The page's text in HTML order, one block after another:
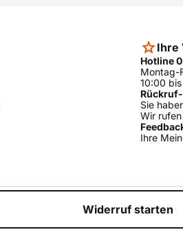
Ihre
Hotline
Montag-
10:00
Sie
Wir
Ihre
Widerruf starten